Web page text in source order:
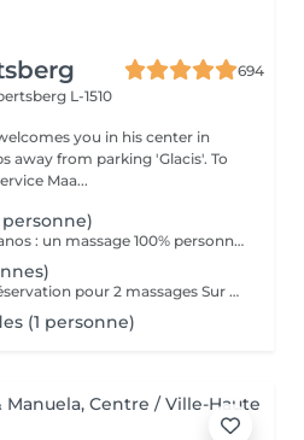
694
L-1510
you in his center in
away from parking 'Glacis'. To
Maa...
personne)
Le Massage Sur Mesure Maanos : un massage 100% personnalisé en fonction de vos besoins et de vos envies !
Le massage DUO est une réservation pour 2 massages Sur Mesure, en même temps dans la même cabine. Les 2 personnes pourront personnaliser leurs massages en fonction de leurs envies. Possibilité de demander 2 cabines séparées en arrivant sur place.
(1 personne)